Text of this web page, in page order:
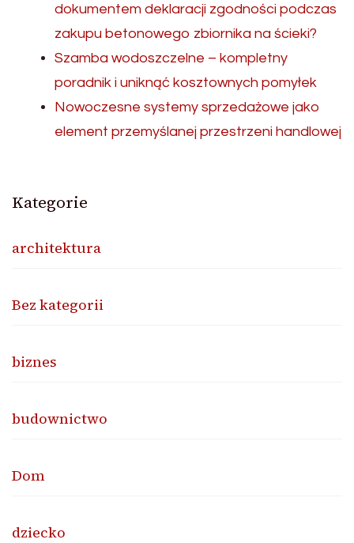
dokumentem deklaracji zgodności podczas
zakupu betonowego zbiornika na ścieki?
Szamba wodoszczelne – kompletny
poradnik i uniknąć kosztownych pomyłek
Nowoczesne systemy sprzedażowe jako
element przemyślanej przestrzeni handlowej
Kategorie
architektura
Bez kategorii
biznes
budownictwo
Dom
dziecko